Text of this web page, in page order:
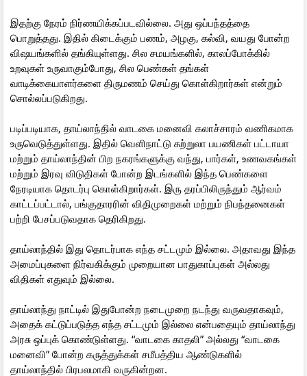
இதற்கு நேரம் நிர்ணயிக்கப்படவில்லை. அது ஒப்பந்தத்தை
பொறுத்தது. இதில் கிடைக்கும் பணம், அழகு, கல்வி, வயது போன்ற
விஷயங்களில் தங்கியுள்ளது. சில சமயங்களில், காலப்போக்கில்
உறவுகள் உருவாகும்போது, சில பெண்கள் தங்கள்
வாடிக்கையாளர்களை திருமணம் செய்து கொள்கிறார்கள் என்றும்
சொல்லப்படுகிறது.
படிப்படியாக, தாய்லாந்தில் வாடகை மனைவி கலாச்சாரம் வணிகமாக
உருவெடுத்துள்ளது. இதில் வெளிநாட்டு சுற்றுலா பயணிகள் பட்டாயா
மற்றும் தாய்லாந்தின் பிற நகரங்களுக்கு வந்து, பார்கள், உணவகங்கள்
மற்றும் இரவு விடுதிகள் போன்ற இடங்களில் இந்த பெண்களை
நேரடியாக தொடர்பு கொள்கிறார்கள். இரு தரப்பிலிருந்தும் ஆர்வம்
காட்டப்பட்டால், பங்குதாரரின் விதிமுறைகள் மற்றும் நிபந்தனைகள்
பற்றி பேசப்படுவதாக தெரிகிறது.
தாய்லாந்தில் இது தொடர்பாக எந்த சட்டமும் இல்லை. அதாவது இந்த
அமைப்புகளை நிர்வகிக்கும் முறையான பாதுகாப்புகள் அல்லது
விதிகள் எதுவும் இல்லை.
தாய்லாந்து நாட்டில் இதுபோன்ற நடைமுறை நடந்து வருவதாகவும்,
அதைக் கட்டுப்படுத்த எந்த சட்டமும் இல்லை என்பதையும் தாய்லாந்து
அரசு ஒப்புக் கொண்டுள்ளது. “வாடகை காதலி” அல்லது “வாடகை
மனைவி” போன்ற கருத்துக்கள் சமீபத்திய ஆண்டுகளில்
தாய்லாந்தில் பிரபலமாகி வருகின்றன.